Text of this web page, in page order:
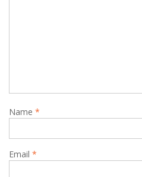
Name *
Email *